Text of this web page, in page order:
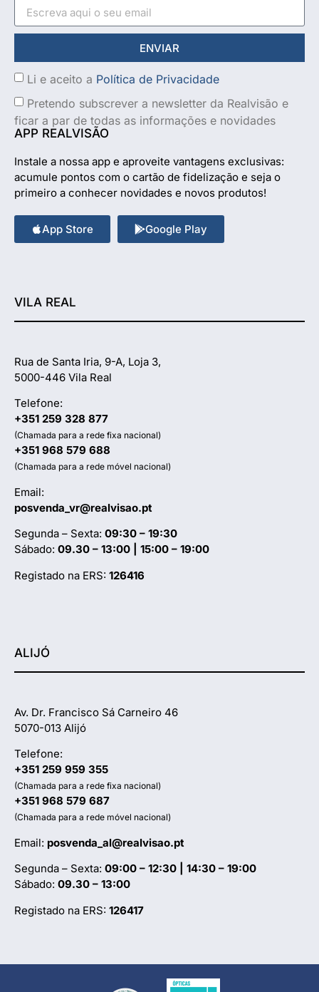
Li e aceito a Política de Privacidade
Pretendo subscrever a newsletter da Realvisão e
ficar a par de todas as informações e novidades
ENVIAR
APP REALVISÃO
Instale a nossa app e aproveite vantagens exclusivas:
acumule pontos com o cartão de fidelização e seja o
primeiro a conhecer novidades e novos produtos!
App Store Google Play
VILA REAL
Rua de Santa Iria, 9-A, Loja 3,
5000-446 Vila Real
Telefone:
+351 259 328 877
(Chamada para a rede fixa nacional)
+351 968 579 688
(Chamada para a rede móvel nacional)
Email:
posvenda_vr@realvisao.pt
Segunda – Sexta: 09:30 – 19:30
Sábado: 09.30 – 13:00 | 15:00 – 19:00
Registado na ERS: 126416
ALIJÓ
Av. Dr. Francisco Sá Carneiro 46
5070-013 Alijó
Telefone:
+351 259 959 355
(Chamada para a rede fixa nacional)
+351 968 579 687
(Chamada para a rede móvel nacional)
Email: posvenda_al@realvisao.pt
Segunda – Sexta: 09:00 – 12:30 | 14:30 – 19:00
Sábado: 09.30 – 13:00
Registado na ERS: 126417